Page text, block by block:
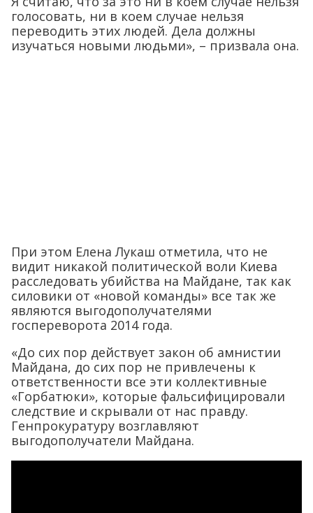
голосовать, ни в коем случае нельзя
переводить этих людей. Дела должны
изучаться новыми людьми», – призвала она.
При этом Елена Лукаш отметила, что не
видит никакой политической воли Киева
расследовать убийства на Майдане, так как
силовики от «новой команды» все так же
являются выгодополучателями
госпереворота 2014 года.
«До сих пор действует закон об амнистии
Майдана, до сих пор не привлечены к
ответственности все эти коллективные
«Горбатюки», которые фальсифицировали
следствие и скрывали от нас правду.
Генпрокуратуру возглавляют
выгодополучатели Майдана.